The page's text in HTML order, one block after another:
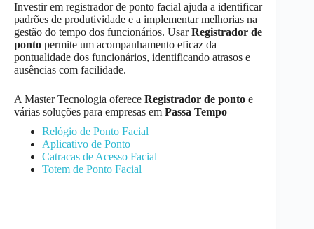
Investir em registrador de ponto facial ajuda a identificar
padrões de produtividade e a implementar melhorias na
gestão do tempo dos funcionários. UsarRegistrador de
ponto permite um acompanhamento eficaz da
pontualidade dos funcionários, identificando atrasos e
ausências com facilidade.
A Master Tecnologia oferece Registrador de ponto e
várias soluções para empresas em Passa Tempo
Relógio de Ponto Facial
Aplicativo de Ponto
Catracas de Acesso Facial
Totem de Ponto Facial